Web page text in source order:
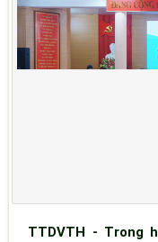
TTDVTH - Trong